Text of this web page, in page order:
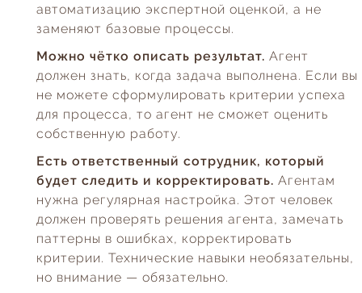
автоматизацию экспертной оценкой, а не
заменяют базовые процессы.
Можно чётко описать результат. Агент
должен знать, когда задача выполнена. Если вы
не можете сформулировать критерии успеха
для процесса, то агент не сможет оценить
собственную работу.
Есть ответственный сотрудник, который
будет следить и корректировать. Агентам
нужна регулярная настройка. Этот человек
должен проверять решения агента, замечать
паттерны в ошибках, корректировать
критерии. Технические навыки необязательны,
но внимание — обязательно.